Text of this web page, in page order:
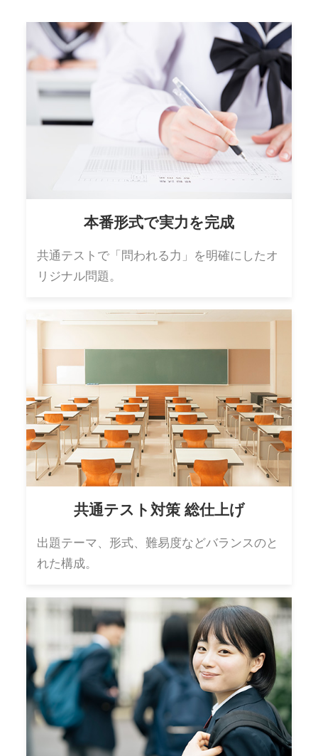
本番形式で実力を完成
共通テストで「問われる力」を明確にしたオ
リジナル問題。
共通テスト対策 総仕上げ
出題テーマ、形式、難易度などバランスのと
れた構成。